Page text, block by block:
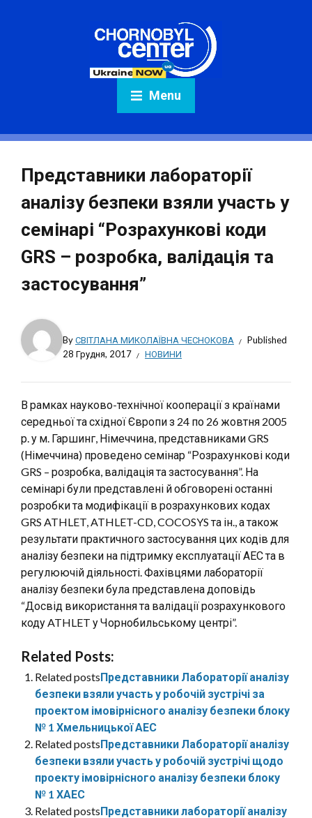
Menu
Представники лабораторії
аналізу безпеки взяли участь у
семінарі “Розрахункові коди
GRS – розробка, валідація та
застосування”
ByСВІТЛАНА МИКОЛАЇВНА ЧЕСНОКОВА
Published
28 Грудня, 2017
НОВИНИ
В рамках науково-технічної кооперації з країнами
середньої та східної Європи з 24 по 26 жовтня 2005
р. у м. Гаршинг, Німеччина, представниками GRS
(Німеччина) проведено семінар “Розрахункові коди
GRS – розробка, валідація та застосування”. На
семінарі були представлені й обговорені останні
розробки та модифікації в розрахункових кодах
GRS ATHLET, ATHLET-CD, COCOSYS та ін., а також
результати практичного застосування цих кодів для
аналізу безпеки на підтримку експлуатації АЕС та в
регулюючій діяльності. Фахівцями лабораторії
аналізу безпеки була представлена доповідь
“Досвід використання та валідації розрахункового
коду ATHLET у Чорнобильському центрі”.
Related Posts:
Related postsПредставники Лабораторії аналізу
безпеки взяли участь у робочій зустрічі за
проектом імовірнісного аналізу безпеки блоку
№ 1 Хмельницької АЕС
Related postsПредставники Лабораторії аналізу
безпеки взяли участь у робочій зустрічі щодо
проекту імовірнісного аналізу безпеки блоку
№ 1 ХАЕС
Related postsПредставники лабораторії аналізу